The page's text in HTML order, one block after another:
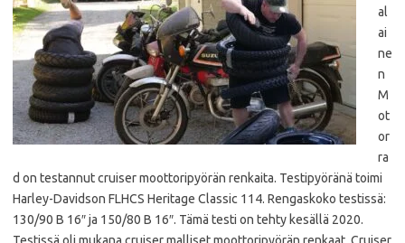
al
ai
ne
n
M
ot
or
ra
d on testannut cruiser moottoripyörän renkaita. Testipyöränä toimi
Harley-Davidson FLHCS Heritage Classic 114. Rengaskoko testissä:
130/90 B 16″ ja 150/80 B 16″. Tämä testi on tehty kesällä 2020.